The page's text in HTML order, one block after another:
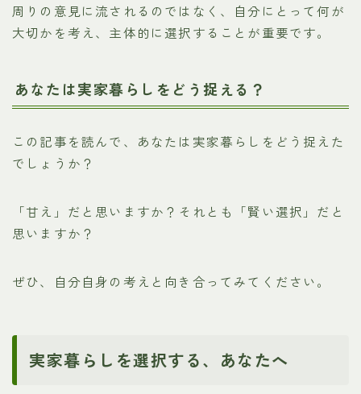
周りの意見に流されるのではなく、自分にとって何が
大切かを考え、主体的に選択することが重要です。
あなたは実家暮らしをどう捉える？
この記事を読んで、あなたは実家暮らしをどう捉えた
でしょうか？
「甘え」だと思いますか？それとも「賢い選択」だと
思いますか？
ぜひ、自分自身の考えと向き合ってみてください。
実家暮らしを選択する、あなたへ